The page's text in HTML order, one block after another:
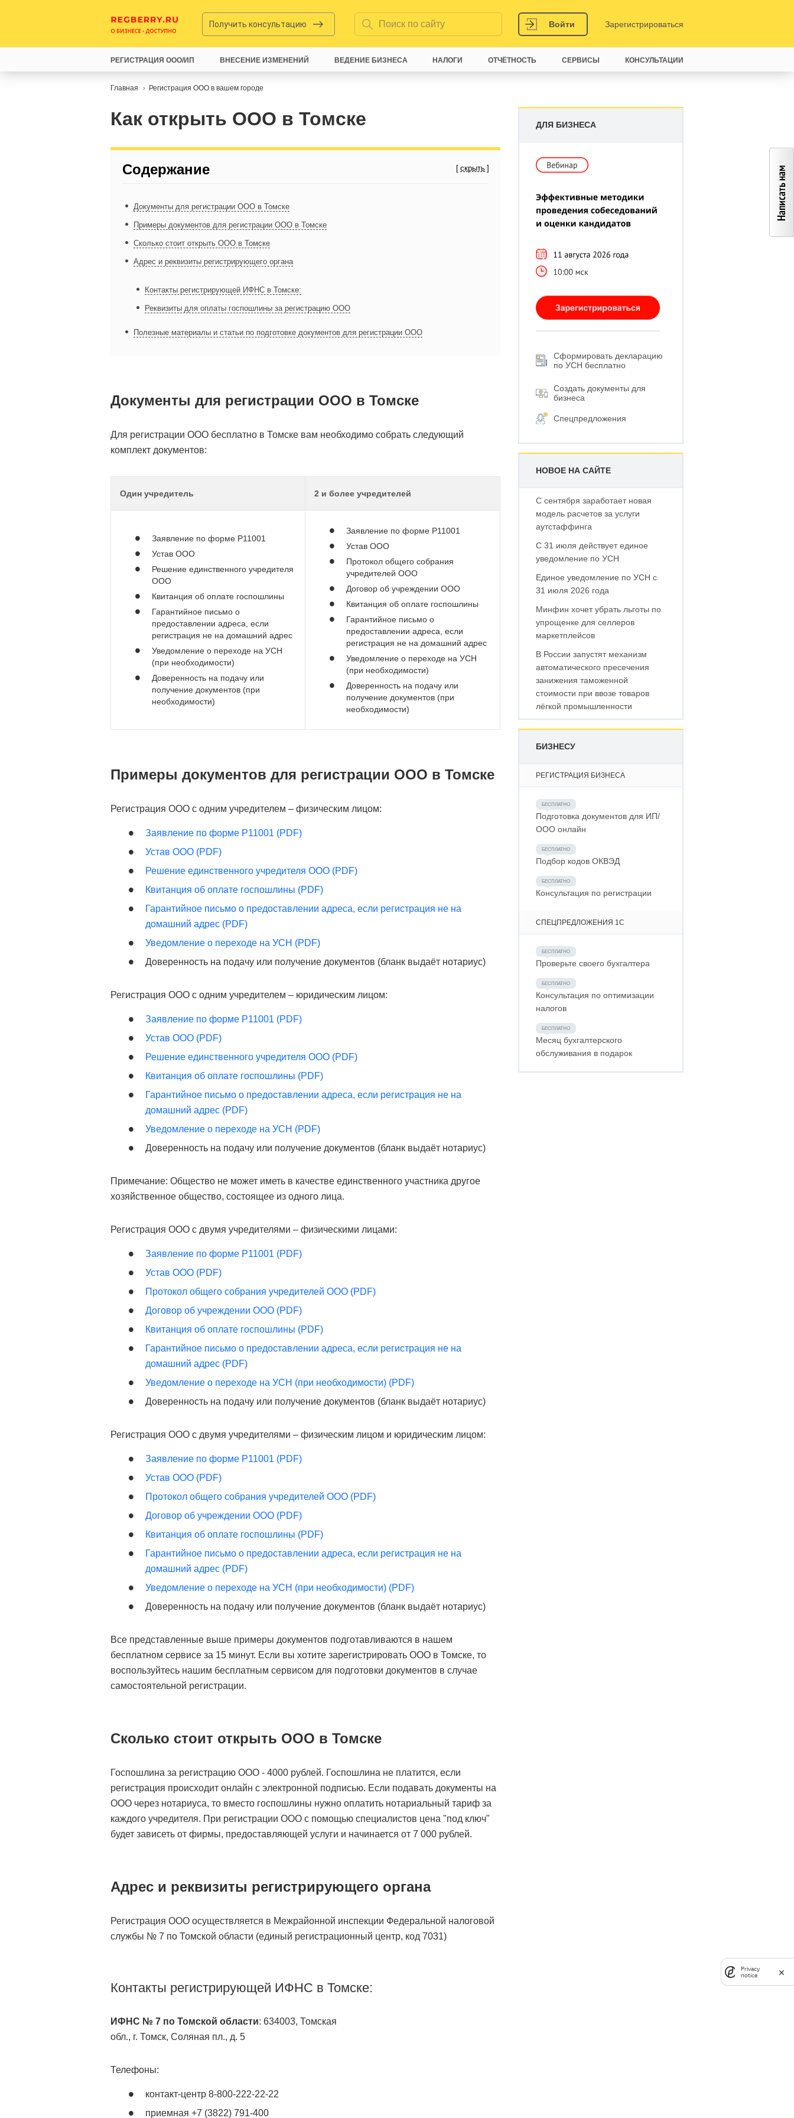
Получить консультацию Войти Зарегистрироваться
Главная Регистрация ООО в вашем городе
Как открыть ООО в Томске
Содержание
Документы для регистрации ООО в Томске
Примеры документов для регистрации ООО в Томске
Сколько стоит открыть ООО в Томске
Адрес и реквизиты регистрирующего органа
Контакты регистрирующей ИФНС в Томске:
Реквизиты для оплаты госпошлины за регистрацию ООО
Полезные материалы и статьи по подготовке документов для регистрации ООО
Документы для регистрации ООО в Томске
Для регистрации ООО бесплатно в Томске вам необходимо собрать следующий
комплект документов:
Один учредитель 2 и более учредителей
Заявление по форме Р11001
Устав ООО
Решение единственного учредителя
ООО
Квитанция об оплате госпошлины
Гарантийное письмо о
предоставлении адреса, если
регистрация не на домашний адрес
Уведомление о переходе на УСН
(при необходимости)
Доверенность на подачу или
получение документов (при
необходимости)
Заявление по форме Р11001
Устав ООО
Протокол общего собрания
учредителей ООО
Договор об учреждении ООО
Квитанция об оплате госпошлины
Гарантийное письмо о
предоставлении адреса, если
регистрация не на домашний адрес
Уведомление о переходе на УСН
(при необходимости)
Доверенность на подачу или
получение документов (при
необходимости)
Примеры документов для регистрации ООО в Томске
Регистрация ООО с одним учредителем – физическим лицом:
Заявление по форме Р11001 (PDF)
Устав ООО (PDF)
Решение единственного учредителя ООО (PDF)
Квитанция об оплате госпошлины (PDF)
Гарантийное письмо о предоставлении адреса, если регистрация не на
домашний адрес (PDF)
Уведомление о переходе на УСН (PDF)
Доверенность на подачу или получение документов (бланк выдаёт нотариус)
Регистрация ООО с одним учредителем – юридическим лицом:
Заявление по форме Р11001 (PDF)
Устав ООО (PDF)
Решение единственного учредителя ООО (PDF)
Квитанция об оплате госпошлины (PDF)
Гарантийное письмо о предоставлении адреса, если регистрация не на
домашний адрес (PDF)
Уведомление о переходе на УСН (PDF)
Доверенность на подачу или получение документов (бланк выдаёт нотариус)
Примечание: Общество не может иметь в качестве единственного участника другое
хозяйственное общество, состоящее из одного лица.
Регистрация ООО с двумя учредителями – физическими лицами:
Заявление по форме Р11001 (PDF)
Устав ООО (PDF)
Протокол общего собрания учредителей ООО (PDF)
Договор об учреждении ООО (PDF)
Квитанция об оплате госпошлины (PDF)
Гарантийное письмо о предоставлении адреса, если регистрация не на
домашний адрес (PDF)
Уведомление о переходе на УСН (при необходимости) (PDF)
Доверенность на подачу или получение документов (бланк выдаёт нотариус)
Регистрация ООО с двумя учредителями – физическим лицом и юридическим лицом:
Заявление по форме Р11001 (PDF)
Устав ООО (PDF)
Протокол общего собрания учредителей ООО (PDF)
Договор об учреждении ООО (PDF)
Квитанция об оплате госпошлины (PDF)
Гарантийное письмо о предоставлении адреса, если регистрация не на
домашний адрес (PDF)
Уведомление о переходе на УСН (при необходимости) (PDF)
Доверенность на подачу или получение документов (бланк выдаёт нотариус)
Все представленные выше примеры документов подготавливаются в нашем
бесплатном сервисе за 15 минут. Если вы хотите зарегистрировать ООО в Томске, то
воспользуйтесь нашим бесплатным сервисом для подготовки документов в случае
самостоятельной регистрации.
Сколько стоит открыть ООО в Томске
Госпошлина за регистрацию ООО - 4000 рублей. Госпошлина не платится, если
регистрация происходит онлайн с электронной подписью. Если подавать документы на
ООО через нотариуса, то вместо госпошлины нужно оплатить нотариальный тариф за
каждого учредителя. При регистрации ООО с помощью специалистов цена "под ключ"
будет зависеть от фирмы, предоставляющей услуги и начинается от 7 000 рублей.
Адрес и реквизиты регистрирующего органа
Регистрация ООО осуществляется в Межрайонной инспекции Федеральной налоговой
службы № 7 по Томской области (единый регистрационный центр, код 7031)
Контакты регистрирующей ИФНС в Томске:
ИФНС № 7 по Томской области: 634003, Томская
обл., г. Томск, Соляная пл., д. 5
Телефоны:
контакт-центр 8-800-222-22-22
приемная +7 (3822) 791-400
ДЛЯ БИЗНЕСА
Сформировать декларацию
по УСН бесплатно
Создать документы для
бизнеса
Спецпредложения
НОВОЕ НА САЙТЕ
С сентября заработает новая
модель расчетов за услуги
аутстаффинга
С 31 июля действует единое
уведомление по УСН
Единое уведомление по УСН с
31 июля 2026 года
Минфин хочет убрать льготы по
упрощенке для селлеров
маркетплейсов
В России запустят механизм
автоматического пресечения
занижения таможенной
стоимости при ввозе товаров
лёгкой промышленности
БИЗНЕСУ
РЕГИСТРАЦИЯ БИЗНЕСА
Подготовка документов для ИП/
ООО онлайн
Подбор кодов ОКВЭД
Консультация по регистрации
СПЕЦПРЕДЛОЖЕНИЯ 1С
Проверьте своего бухгалтера
Консультация по оптимизации
налогов
Месяц бухгалтерского
обслуживания в подарок
РЕГИСТРАЦИЯ ООО/ИП ВНЕСЕНИЕ ИЗМЕНЕНИЙ ВЕДЕНИЕ БИЗНЕСА НАЛОГИ ОТЧЁТНОСТЬ СЕРВИСЫ КОНСУЛЬТАЦИИ
Privacy
notice